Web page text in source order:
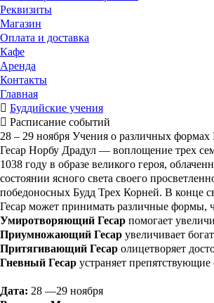
Реквизиты
Магазин
Оплата и доставка
Кафе
Аренда
Контакты
Главная
Буддийские учения
Расписание событий
28 – 29 ноября Учения о различных
Гесар Норбу Драдул — воплощение трех
1038 году в образе великого героя,
состоянии ясного света своего
победоносных Будд Трех Корней. В конце
Гесар может принимать различные формы,
Умиротворяющий Гесар помогает
Приумножающий Гесар увеличивает
Притягивающий Гесар олицетворяет
Гневный Гесар устраняет
Дата: 28 —29 ноября